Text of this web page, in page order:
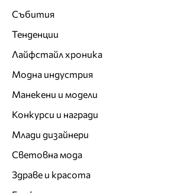
Събития
Тенденции
Лайфстайл хроника
Модна индустрия
Манекени и модели
Конкурси и награди
Млади дизайнери
Световна мода
Здраве и красота